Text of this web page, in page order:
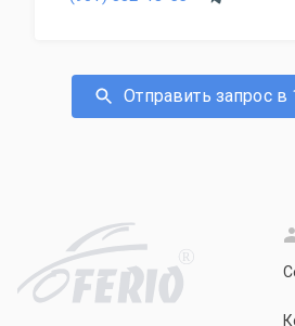
Отправить запрос
R